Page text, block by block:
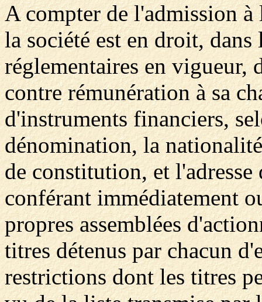
A compter de l'admission à
la société est en droit,
réglementaires en vigueur,
contre rémunération à sa
d'instruments financiers,
dénomination, la
de constitution, et l'adresse
conférant immédiatement
propres assemblées
titres détenus par chacun
restrictions dont les titres